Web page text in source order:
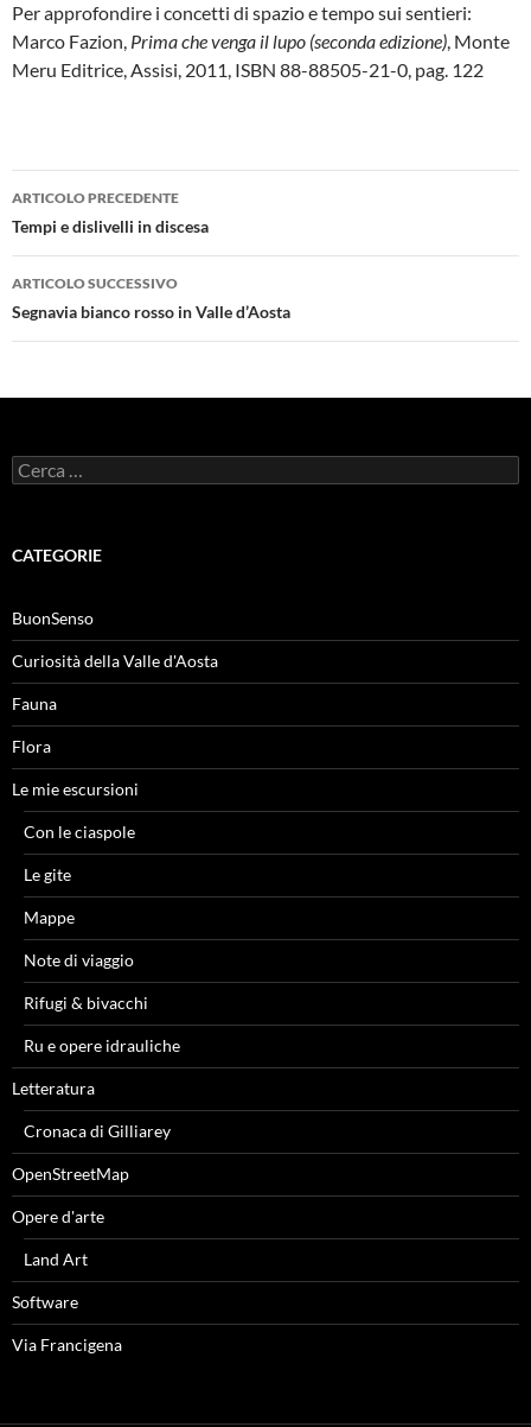
Per approfondire i concetti di spazio e tempo sui sentieri:
Marco Fazion, Prima che venga il lupo (seconda edizione), Monte
Meru Editrice, Assisi, 2011, ISBN 88-88505-21-0, pag. 122
Navigazione
articolo
ARTICOLO PRECEDENTE
Tempi e dislivelli in discesa
ARTICOLO SUCCESSIVO
Segnavia bianco rosso in Valle d’Aosta
Ricerca
per:
CATEGORIE
BuonSenso
Curiosità della Valle d'Aosta
Fauna
Flora
Le mie escursioni
Con le ciaspole
Le gite
Mappe
Note di viaggio
Rifugi & bivacchi
Ru e opere idrauliche
Letteratura
Cronaca di Gilliarey
OpenStreetMap
Opere d'arte
Land Art
Software
Via Francigena